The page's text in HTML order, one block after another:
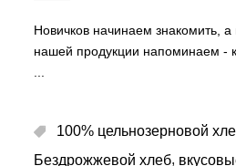
Новичков начинаем знакомить,
нашей продукции напоминаем -
100% цельнозерновой
Бездрожжевой хлеб,